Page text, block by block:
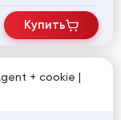
Купить
+ cookie |